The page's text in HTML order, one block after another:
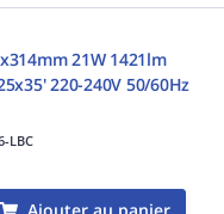
21W 1421lm
220-240V 50/60Hz
LBC